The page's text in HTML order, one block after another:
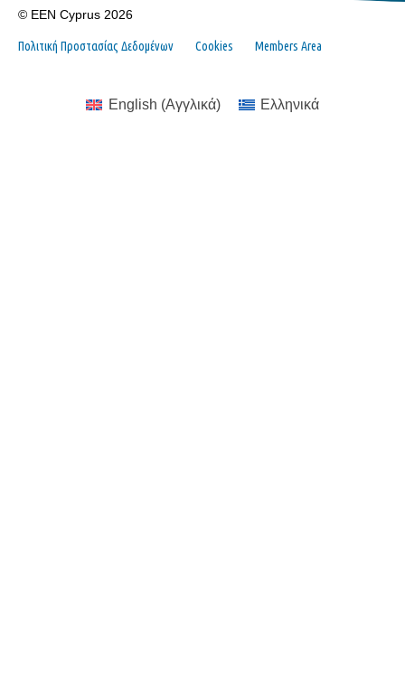
© EEN Cyprus 2026
Πολιτική Προστασίας Δεδομένων Cookies Members Area
English (Αγγλικά) Ελληνικά